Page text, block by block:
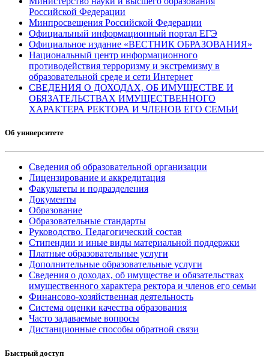
Российской Федерации
Минпросвещения Российской Федерации
Официальный информационный портал ЕГЭ
Официальное издание «ВЕСТНИК ОБРАЗОВАНИЯ»
Национальный центр информационного
противодействия терроризму и экстремизму в
образовательной среде и сети Интернет
СВЕДЕНИЯ О ДОХОДАХ, ОБ ИМУЩЕСТВЕ И
ОБЯЗАТЕЛЬСТВАХ ИМУЩЕСТВЕННОГО
ХАРАКТЕРА РЕКТОРА И ЧЛЕНОВ ЕГО СЕМЬИ
Об университете
Сведения об образовательной организации
Лицензирование и аккредитация
Факультеты и подразделения
Документы
Образование
Образовательные стандарты
Руководство. Педагогический состав
Стипендии и иные виды материальной поддержки
Платные образовательные услуги
Дополнительные образовательные услуги
Сведения о доходах, об имуществе и обязательствах
имущественного характера ректора и членов его семьи
Финансово-хозяйственная деятельность
Система оценки качества образования
Часто задаваемые вопросы
Дистанционные способы обратной связи
Быстрый доступ